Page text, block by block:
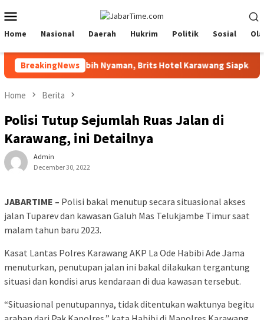
to
contentMenu
Home Nasional Daerah Hukrim Politik Sosial
BreakingNews
Festival 2026 Lebih Nyaman, Brits Hotel Karawang Siapkan
Home Berita
Polisi Tutup Sejumlah Ruas Jalan di
Karawang, ini Detailnya
Admin
December 30, 2022
JABARTIME – Polisi bakal menutup secara situasional akses
jalan Tuparev dan kawasan Galuh Mas Telukjambe Timur saat
malam tahun baru 2023.
Kasat Lantas Polres Karawang AKP La Ode Habibi Ade Jama
menuturkan, penutupan jalan ini bakal dilakukan tergantung
situasi dan kondisi arus kendaraan di dua kawasan tersebut.
“Situasional penutupannya, tidak ditentukan waktunya begitu